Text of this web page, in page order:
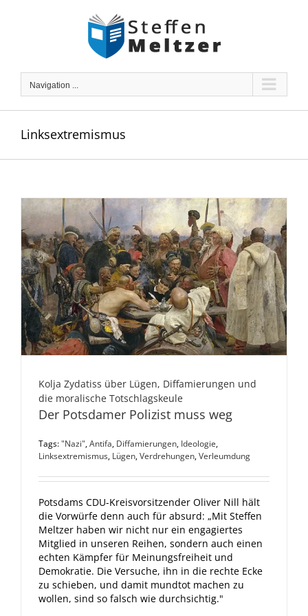
Navigation ...
Linksextremismus
Kolja Zydatiss über Lügen, Diffamierungen und
die moralische Totschlagskeule
Der Potsdamer Polizist muss weg
Tags:"Nazi",Antifa, Diffamierungen, Ideologie,
Linksextremismus, Lügen,Verdrehungen,Verleumdung
Potsdams CDU-Kreisvorsitzender Oliver Nill hält
die Vorwürfe denn auch für absurd: „Mit Steffen
Meltzer haben wir nicht nur ein engagiertes
Mitglied in unseren Reihen, sondern auch einen
echten Kämpfer für Meinungsfreiheit und
Demokratie. Die Versuche, ihn in die rechte Ecke
zu schieben, und damit mundtot machen zu
wollen, sind so falsch wie durchsichtig."